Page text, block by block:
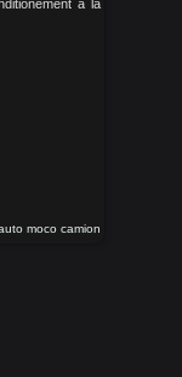
a la
moco camion